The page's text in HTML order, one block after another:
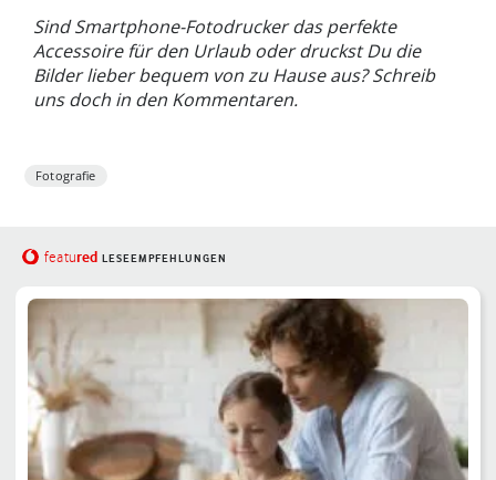
Sind Smartphone-Fotodrucker das perfekte
Accessoire für den Urlaub oder druckst Du die
Bilder lieber bequem von zu Hause aus? Schreib
uns doch in den Kommentaren.
Fotografie
featured LESEEMPFEHLUNGEN